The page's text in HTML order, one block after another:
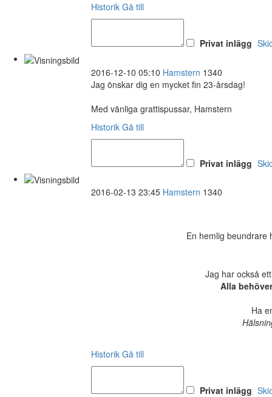
Historik Gå till
Privat inlägg
2016-12-10 05:10 Hamstern 1340
Jag önskar dig en mycket fin 23-årsdag!
Med vänliga grattispussar, Hamstern
Historik Gå till
Privat inlägg
2016-02-13 23:45 Hamstern 1340
En hemlig beundrare
Jag har också
Alla
Ha
Historik Gå till
Privat inlägg